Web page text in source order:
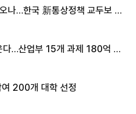
나…한국 新통상정책 교두보 활
다…산업부 15개 과제 180억 지
200개 대학 선정